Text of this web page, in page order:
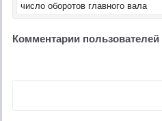
число оборотов главного вала
Комментарии пользователей